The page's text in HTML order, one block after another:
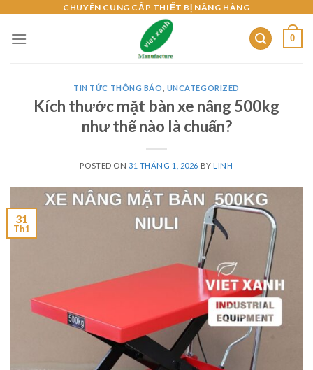
content
CHUYÊN CUNG CẤP THIẾT BỊ NÂNG HÀNG
0
TIN TỨC THÔNG BÁO UNCATEGORIZED
Kích thước mặt bàn xe nâng 500kg
như thế nào là chuẩn?
POSTED ON31 THÁNG 1, 2026 BYLINH
31
Th1